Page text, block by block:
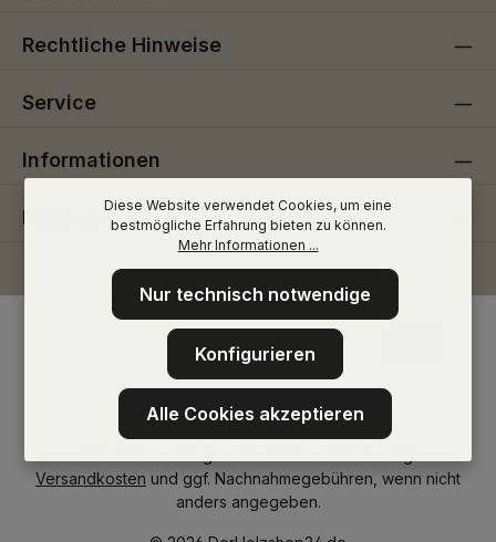
Rechtliche Hinweise
Service
Informationen
Folge uns
Versandkosten und ggf. Nachnahmegebühren, wenn nicht
anders angegeben.
Diese Website verwendet Cookies, um eine
bestmögliche Erfahrung bieten zu können.
Mehr Informationen ...
Nur technisch notwendige
Konfigurieren
Alle Cookies akzeptieren